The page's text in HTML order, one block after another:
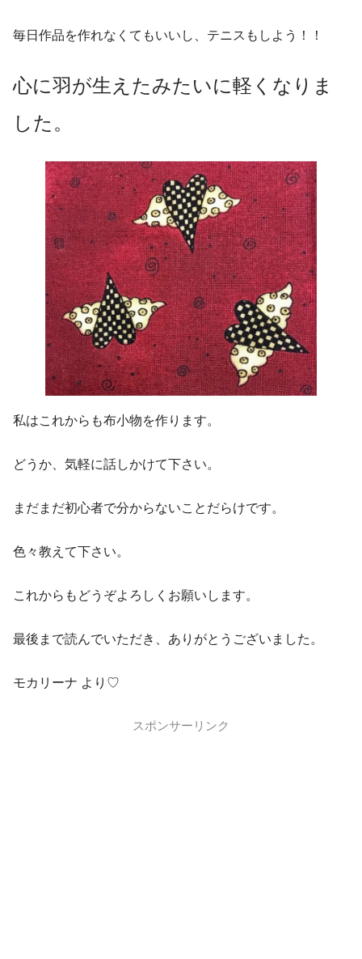
毎日作品を作れなくてもいいし、テニスもしよう！！
心に羽が生えたみたいに軽くなりま
した。
私はこれからも布小物を作ります。
どうか、気軽に話しかけて下さい。
まだまだ初心者で分からないことだらけです。
色々教えて下さい。
これからもどうぞよろしくお願いします。
最後まで読んでいただき、ありがとうございました。
モカリーナ より♡
スポンサーリンク